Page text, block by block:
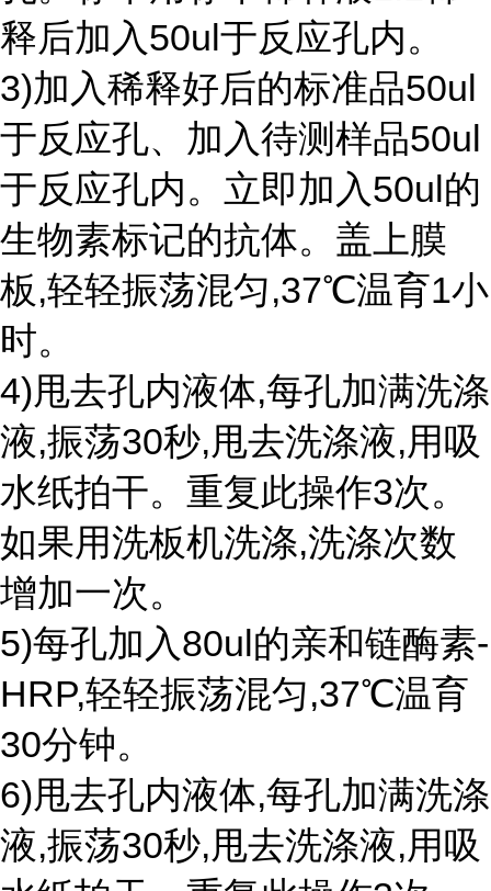
释后加入50ul于反应孔内。
3)加入稀释好后的标准品50ul
于反应孔、加入待测样品50ul
于反应孔内。立即加入50ul的
生物素标记的抗体。盖上膜
板,轻轻振荡混匀,37℃温育1小
时。
4)甩去孔内液体,每孔加满洗涤
液,振荡30秒,甩去洗涤液,用吸
水纸拍干。重复此操作3次。
如果用洗板机洗涤,洗涤次数
增加一次。
5)每孔加入80ul的亲和链酶素-
HRP,轻轻振荡混匀,37℃温育
30分钟。
6)甩去孔内液体,每孔加满洗涤
液,振荡30秒,甩去洗涤液,用吸